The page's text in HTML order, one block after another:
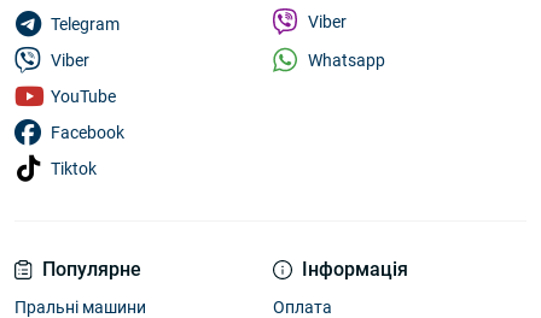
Популярне
Пральні машини
Інформація
Оплата
Telegram
Viber
YouTube
Facebook
Tiktok
Viber
Whatsapp